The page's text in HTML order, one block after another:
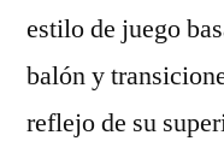
estilo de juego
balón y
reflejo de su